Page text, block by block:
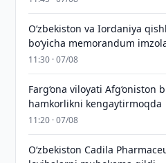
Oʻzbekiston va Iordaniya
boʻyicha memorandum
11:30 · 07/08
Farg‘ona viloyati Afg‘oniston
hamkorlikni kengaytirmoqda
11:20 · 07/08
Oʻzbekiston Cadila